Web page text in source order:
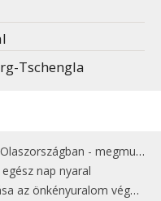
Tschengla
- megmutatjuk a 15 legjobbat
nap nyaral
végét jelentette